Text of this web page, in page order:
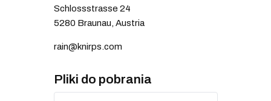
Schlossstrasse 24
5280 Braunau, Austria
rain@knirps.com
Pliki do pobrania